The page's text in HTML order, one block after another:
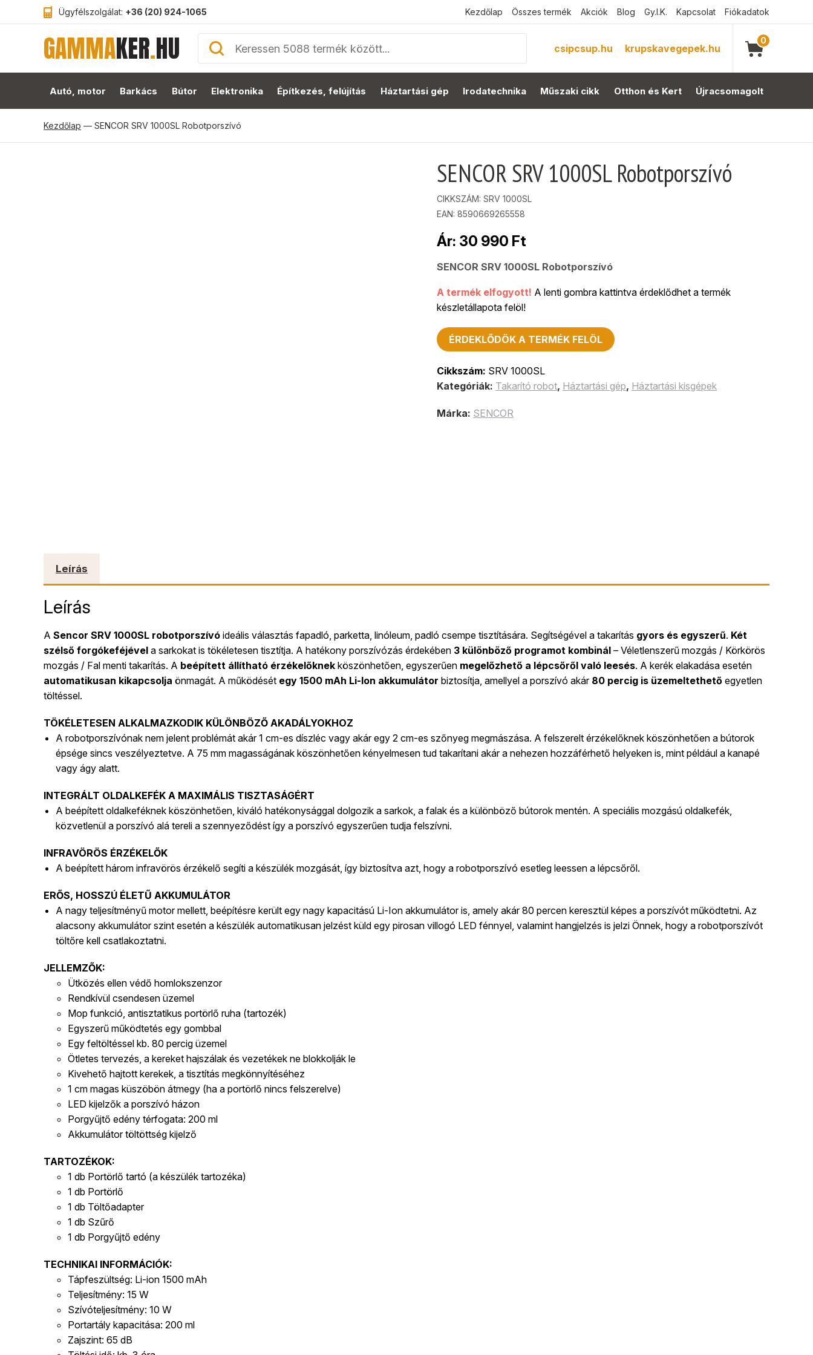
Ügyfélszolgálat: +36 (20) 924-1065 Kezdőlap Összes termék Akciók Blog Gy.I.K. Kapcsolat Fiókadatok
GAMMAKER.HU csipcsup.hu krupskavegepek.hu
0
Autó, motor Barkács Bútor Elektronika Építkezés, felújítás Háztartási gép Irodatechnika Műszaki cikk Otthon és Kert Újracsomagolt
Kezdőlap — SENCOR SRV 1000SL Robotporszívó
SENCOR SRV 1000SL Robotporszívó
CIKKSZÁM: SRV 1000SL
EAN: 8590669265558
Ár: 30 990 Ft
SENCOR SRV 1000SL Robotporszívó
A termék elfogyott! A lenti gombra kattintva érdeklődhet a termék
készletállapota felöl!
ÉRDEKLŐDÖK A TERMÉK FELÖL
Cikkszám: SRV 1000SL
Kategóriák: Takarító robot, Háztartási gép, Háztartási kisgépek
Márka: SENCOR
Leírás
Leírás
A Sencor SRV 1000SL robotporszívó ideális választás fapadló, parketta, linóleum, padló csempe tisztítására. Segítségével a takarítás gyors és egyszerű. Két
szélső forgókeféjével a sarkokat is tökéletesen tisztítja. A hatékony porszívózás érdekében 3 különböző programot kombinál – Véletlenszerű mozgás / Körkörös
mozgás / Fal menti takarítás. A beépített állítható érzékelőknek köszönhetően, egyszerűen megelőzhető a lépcsőről való leesés. A kerék elakadása esetén
automatikusan kikapcsolja önmagát. A működését egy 1500 mAh Li-Ion akkumulátor biztosítja, amellyel a porszívó akár 80 percig is üzemeltethető egyetlen
töltéssel.
TÖKÉLETESEN ALKALMAZKODIK KÜLÖNBÖZŐ AKADÁLYOKHOZ
A robotporszívónak nem jelent problémát akár 1 cm-es díszléc vagy akár egy 2 cm-es szőnyeg megmászása. A felszerelt érzékelőknek köszönhetően a bútorok
épsége sincs veszélyeztetve. A 75 mm magasságának köszönhetően kényelmesen tud takarítani akár a nehezen hozzáférhető helyeken is, mint például a kanapé
vagy ágy alatt.
INTEGRÁLT OLDALKEFÉK A MAXIMÁLIS TISZTASÁGÉRT
A beépített oldalkeféknek köszönhetően, kiváló hatékonysággal dolgozik a sarkok, a falak és a különböző bútorok mentén. A speciális mozgású oldalkefék,
közvetlenül a porszívó alá tereli a szennyeződést így a porszívó egyszerűen tudja felszívni.
INFRAVÖRÖS ÉRZÉKELŐK
A beépített három infravörös érzékelő segíti a készülék mozgását, így biztosítva azt, hogy a robotporszívó esetleg leessen a lépcsőről.
ERŐS, HOSSZÚ ÉLETŰ AKKUMULÁTOR
A nagy teljesítményű motor mellett, beépítésre került egy nagy kapacitású Li-Ion akkumulátor is, amely akár 80 percen keresztül képes a porszívót működtetni. Az
alacsony akkumulátor szint esetén a készülék automatikusan jelzést küld egy pirosan villogó LED fénnyel, valamint hangjelzés is jelzi Önnek, hogy a robotporszívót
töltőre kell csatlakoztatni.
JELLEMZŐK:
Ütközés ellen védő homlokszenzor
Rendkívül csendesen üzemel
Mop funkció, antisztatikus portörlő ruha (tartozék)
Egyszerű működtetés egy gombbal
Egy feltöltéssel kb. 80 percig üzemel
Ötletes tervezés, a kereket hajszálak és vezetékek ne blokkolják le
Kivehető hajtott kerekek, a tisztítás megkönnyítéséhez
1 cm magas küszöbön átmegy (ha a portörlő nincs felszerelve)
LED kijelzők a porszívó házon
Porgyűjtő edény térfogata: 200 ml
Akkumulátor töltöttség kijelző
TARTOZÉKOK:
1 db Portörlő tartó (a készülék tartozéka)
1 db Portörlő
1 db Töltőadapter
1 db Szűrő
1 db Porgyűjtő edény
TECHNIKAI INFORMÁCIÓK:
Tápfeszültség: Li-ion 1500 mAh
Teljesítmény: 15 W
Szívóteljesítmény: 10 W
Portartály kapacitása: 200 ml
Zajszint: 65 dB